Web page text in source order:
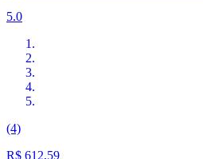
5.0
(4)
R$ 612,59